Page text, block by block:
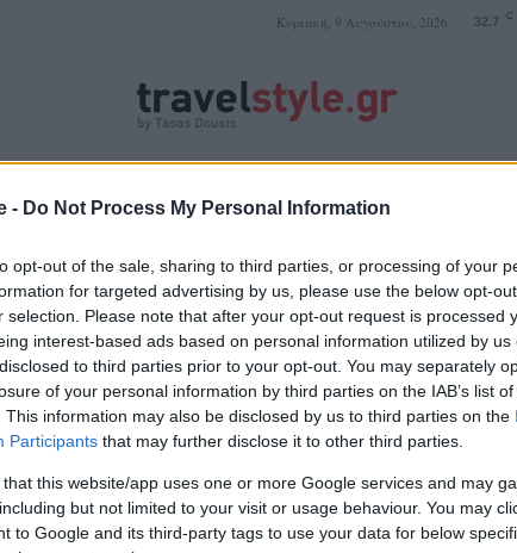
- Do Not Process My Personal Information
opt-out of the sale, sharing to third parties, or processing of your
for targeted advertising by us, please use the below opt-
selection. Please note that after your opt-out request is processed
interest-based ads based on personal information utilized by us
to third parties prior to your opt-out. You may separately
of your personal information by third parties on the IAB’s list
This information may also be disclosed by us to third parties on the
Participants that may further disclose it to other third parties.
that this website/app uses one or more Google services and may
but not limited to your visit or usage behaviour. You may
to Google and its third-party tags to use your data for below
Κυριακή, 9 Αυγούστου, 2026 32.7 C
ΤΑΣΟΣ ΔΟΥΣΗΣ
Αμφίκλεια